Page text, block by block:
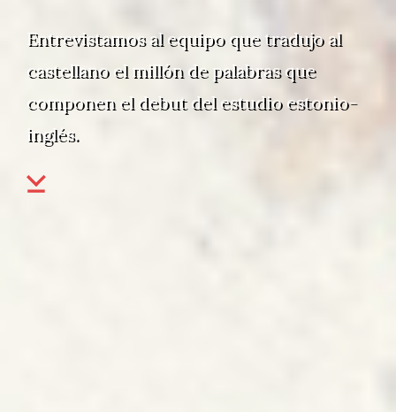
Entrevistamos al equipo que tradujo al
castellano el millón de palabras que
componen el debut del estudio estonio-
inglés.